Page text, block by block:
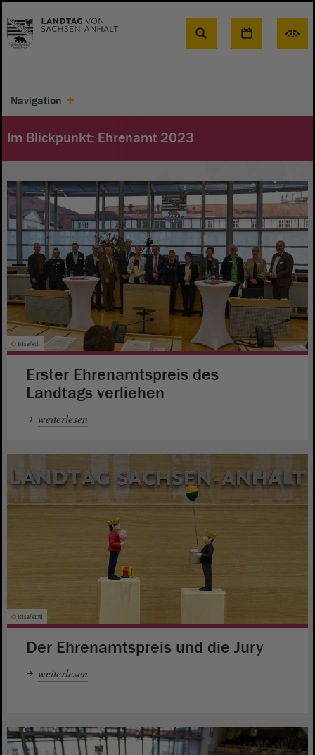
Suche
Navigation
Im Blickpunkt: Ehrenamt 2023
© ltlsa/stb
Erster Ehrenamtspreis des
Landtags verliehen
weiterlesen
© ltlsa/smü
Der Ehrenamtspreis und die Jury
weiterlesen